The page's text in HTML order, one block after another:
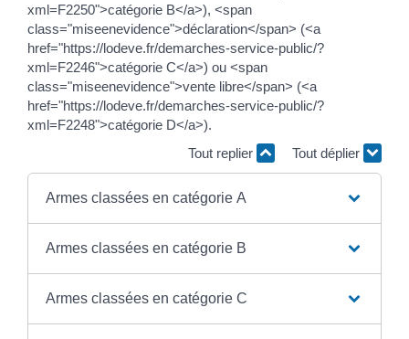
xml=F2250">catégorie B</a>), <span
class="miseenevidence">déclaration</span> (<a
href="https://lodeve.fr/demarches-service-public/?
xml=F2246">catégorie C</a>) ou <span
class="miseenevidence">vente libre</span> (<a
href="https://lodeve.fr/demarches-service-public/?
xml=F2248">catégorie D</a>).
Tout replier
Tout déplier
Armes classées en catégorie A
Armes classées en catégorie B
Armes classées en catégorie C